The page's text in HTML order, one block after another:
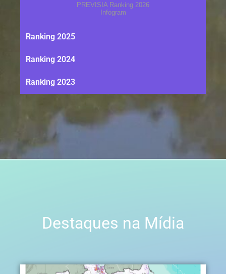
PREVISIA Ranking 2026
Infogram
Ranking 2025
Ranking 2024
Ranking 2023
Destaques na Mídia